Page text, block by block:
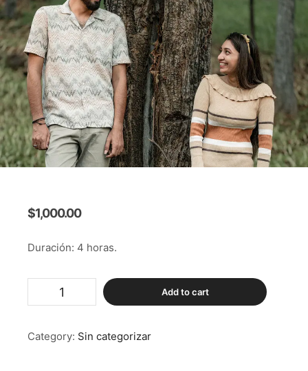
$1,000.00
Duración: 4 horas.
la
en
Add to cart
Category: Sin categorizar